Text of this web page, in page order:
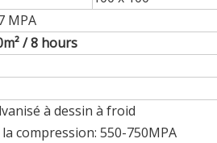
MPA
m² / 8 hours
à dessin à froid
compression: 550-750MPA